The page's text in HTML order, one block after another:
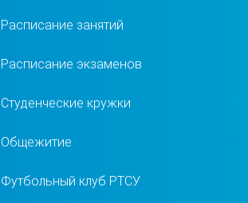
Расписание занятий
Расписание экзаменов
Студенческие кружки
Общежитие
Футбольный клуб РТСУ